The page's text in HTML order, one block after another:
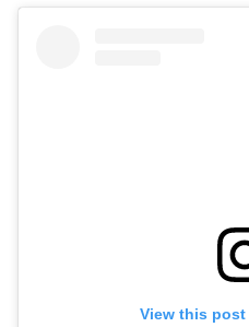
View this